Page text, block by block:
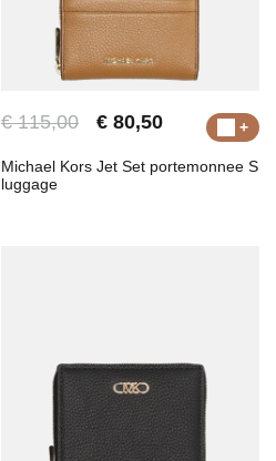
€ 115,00 € 80,50
Michael Kors Jet Set portemonnee S
luggage